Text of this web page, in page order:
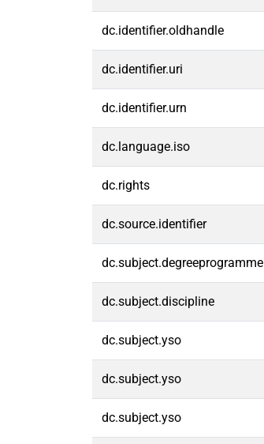
dc.identifier.oldhandle
dc.identifier.uri
dc.identifier.urn
dc.language.iso
dc.rights
dc.source.identifier
dc.subject.degreeprogramme
dc.subject.discipline
dc.subject.yso
dc.subject.yso
dc.subject.yso